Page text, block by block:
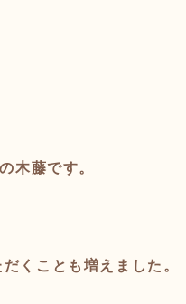
木藤です。
くことも増えました。